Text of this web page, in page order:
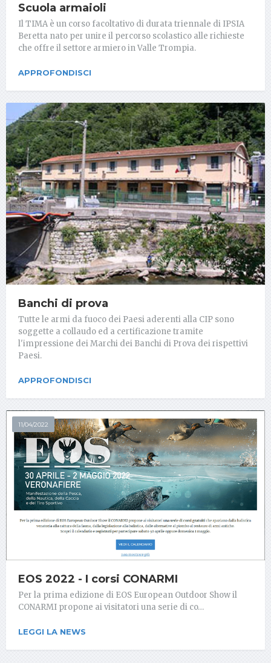
Scuola armaioli
Il TIMA è un corso facoltativo di durata triennale di IPSIA
Beretta nato per unire il percorso scolastico alle richieste
che offre il settore armiero in Valle Trompia.
APPROFONDISCI
Banchi di prova
Tutte le armi da fuoco dei Paesi aderenti alla CIP sono
soggette a collaudo ed a certificazione tramite
l'impressione dei Marchi dei Banchi di Prova dei rispettivi
Paesi.
APPROFONDISCI
11/04/2022
EOS 2022 - I corsi CONARMI
Per la prima edizione di EOS European Outdoor Show il
CONARMI propone ai visitatori una serie di co…
LEGGI LA NEWS